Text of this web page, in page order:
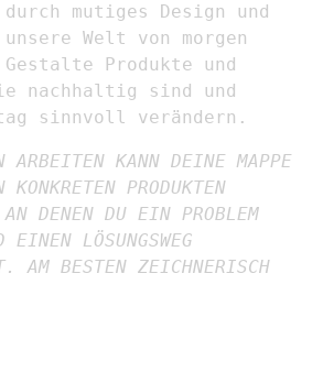
mutiges Design und
Welt von morgen
Produkte und
nachhaltig sind und
sinnvoll verändern.
ARBEITEN KANN DEINE MAPPE
PRODUKTEN
DENEN DU EIN PROBLEM
EINEN LÖSUNGSWEG
AM BESTEN ZEICHNERISCH